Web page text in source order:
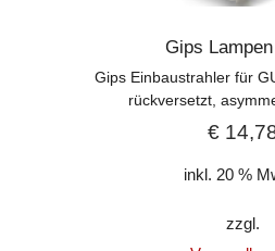
Gips
Gips Einbaustrahler für
rückversetzt,
€
inkl. 20 %
zzgl.